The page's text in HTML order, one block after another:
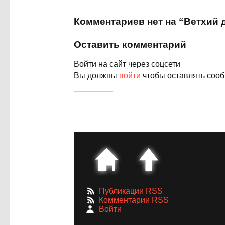
Комментариев нет на “Ветхий
Оставить комментарий
Войти на сайт через соцсети
Вы должны войти чтобы оставлять
Публикации RSS
Комментарии RSS
Войти